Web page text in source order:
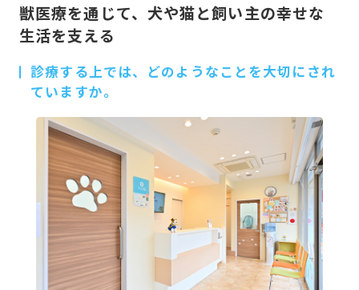
獣医療を通じて、犬や猫と飼い主の幸せな
生活を支える
診療する上では、どのようなことを大切にされ
ていますか。